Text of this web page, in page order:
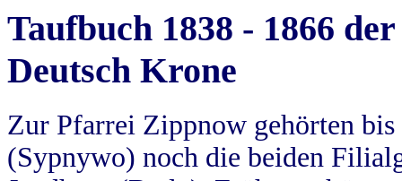
Taufbuch 1838 - 1866
Deutsch Krone
Zur Pfarrei Zippnow gehörten
(Sypnywo) noch die beiden